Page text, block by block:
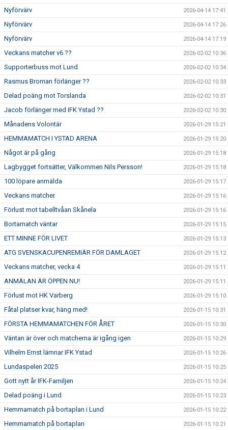
Nyförvärv 2026-04-14 17:41
Nyförvärv 2026-04-14 17:26
Nyförvärv 2026-04-14 17:19
Veckans matcher v6 ?? 2026-02-02 10:36
Supporterbuss mot Lund 2026-02-02 10:34
Rasmus Broman förlänger ?? 2026-02-02 10:33
Delad poäng mot Torslanda 2026-02-02 10:31
Jacob förlänger med IFK Ystad ?? 2026-02-02 10:30
Månadens Volontär 2026-01-29 15:21
HEMMAMATCH I YSTAD ARENA 2026-01-29 15:20
Något är på gång 2026-01-29 15:18
Lagbygget fortsätter, Välkommen Nils Persson! 2026-01-29 15:18
100 löpare anmälda 2026-01-29 15:17
Veckans matcher 2026-01-29 15:16
Förlust mot tabelltvåan Skånela 2026-01-29 15:16
Bortamatch väntar 2026-01-29 15:15
ETT MINNE FÖR LIVET 2026-01-29 15:13
ATG SVENSKACUPENREMIÄR FÖR DAMLAGET 2026-01-29 15:12
Veckans matcher, vecka 4 2026-01-29 15:11
ANMÄLAN ÄR ÖPPEN NU! 2026-01-29 15:11
Förlust mot HK Varberg 2026-01-29 15:10
Fåtal platser kvar, häng med! 2026-01-15 10:31
FÖRSTA HEMMAMATCHEN FÖR ÅRET 2026-01-15 10:30
Väntan är över och matcherna är igång igen 2026-01-15 10:29
Vilhelm Ernst lämnar IFK Ystad 2026-01-15 10:26
Lundaspelen 2025 2026-01-15 10:25
Gott nytt år IFK-Familjen 2026-01-15 10:24
Delad poäng i Lund 2026-01-15 10:23
Hemmamatch på bortaplan i Lund 2026-01-15 10:22
Hemmamatch på bortaplan 2026-01-15 10:21